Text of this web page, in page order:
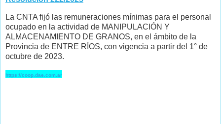
La CNTA fijó las remuneraciones mínimas para el personal
ocupado en la actividad de MANIPULACIÓN Y
ALMACENAMIENTO DE GRANOS, en el ámbito de la
Provincia de ENTRE RÍOS, con vigencia a partir del 1° de
octubre de 2023.
https://coop.dae.com.ar